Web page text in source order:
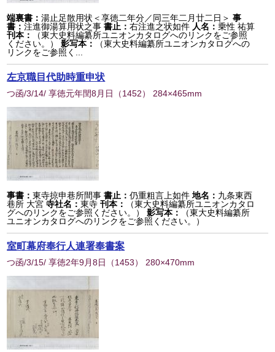
端裏書：湯止足散用状＜享徳二年分／同三年二月廿二日＞ 事
書：注進御湯算用状之事 書止：右注進之状如件 人名：乗性 祐算
刊本：
（東大史料編纂所ユニオンカタログへのリンクをご参照
ください。）
影写本：
（東大史料編纂所ユニオンカタログへの
リンクをご参照く...
左京職目代助時重申状
つ函/3/14/ 享徳元年閏8月日 （1452） 284×465mm
事書：東寺掠申巷所間事 書止：仍重粗言上如件 地名： 九条東西
巷所 大宮 寺社名：東寺 刊本：
（東大史料編纂所ユニオンカタロ
グへのリンクをご参照ください。）
影写本：
（東大史料編纂所
ユニオンカタログへのリンクをご参照ください。）
室町幕府奉行人連署奉書案
つ函/3/15/ 享徳2年9月8日 （1453） 280×470mm